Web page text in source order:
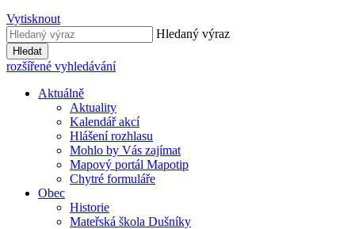
Vytisknout
Hledaný výraz
Hledat
rozšířené vyhledávání
Aktuálně
Aktuality
Kalendář akcí
Hlášení rozhlasu
Mohlo by Vás zajímat
Mapový portál Mapotip
Chytré formuláře
Obec
Historie
Mateřská škola Dušníky